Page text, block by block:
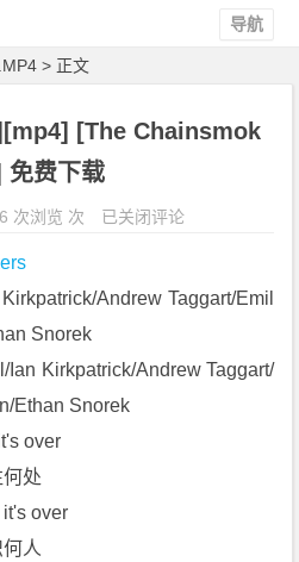
导航
.MP4 > 正文
[The Chainsmok
免费下载
次浏览 次
《R
t
d
e》
已关闭评论
Andrew Taggart/Emil
Snorek
Kirkpatrick/Andrew Taggart/
Ethan Snorek
over
处
over
人